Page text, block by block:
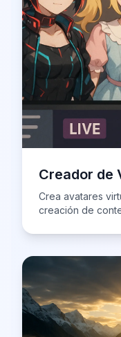
Creador de
Crea avatares
creación de